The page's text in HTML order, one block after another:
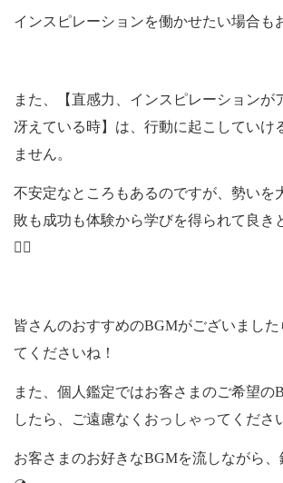
インスピレーションを働かせたい場合も
また、【直感力、インスピレーションが
冴えている時】は、行動に起こしていけ
ません。
不安定なところもあるのですが、勢いを
敗も成功も体験から学びを得られて良き
🙆‍♀️
皆さんのおすすめのBGMがございました
てくださいね！
また、個人鑑定ではお客さまのご希望の
したら、ご遠慮なくおっしゃってくださ
お客さまのお好きなBGMを流しながら